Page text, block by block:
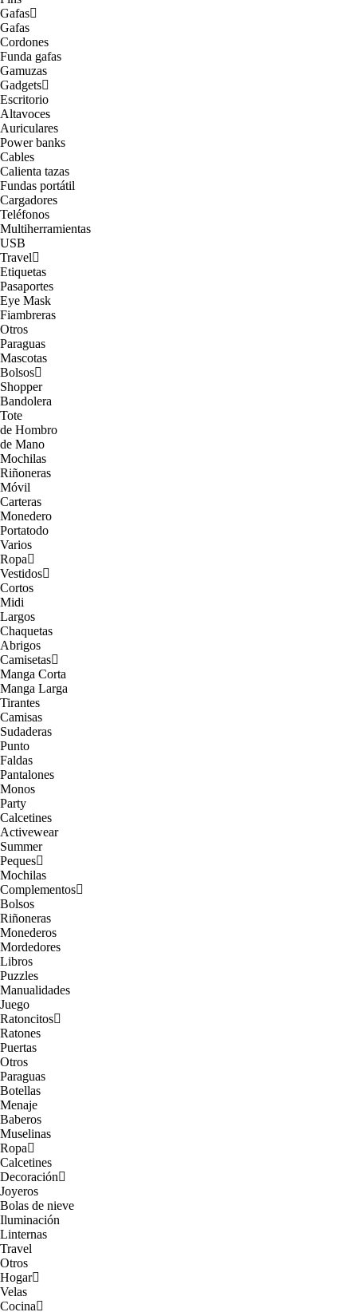
Gafas
Gafas
Cordones
Funda gafas
Gamuzas
Gadgets
Escritorio
Altavoces
Auriculares
Power banks
Cables
Calienta tazas
Fundas portátil
Cargadores
Teléfonos
Multiherramientas
USB
Travel
Etiquetas
Pasaportes
Eye Mask
Fiambreras
Otros
Paraguas
Mascotas
Bolsos
Shopper
Bandolera
Tote
de Hombro
de Mano
Mochilas
Riñoneras
Móvil
Carteras
Monedero
Portatodo
Varios
Ropa
Vestidos
Cortos
Midi
Largos
Chaquetas
Abrigos
Camisetas
Manga Corta
Manga Larga
Tirantes
Camisas
Sudaderas
Punto
Faldas
Pantalones
Monos
Party
Calcetines
Activewear
Summer
Peques
Mochilas
Complementos
Bolsos
Riñoneras
Monederos
Mordedores
Libros
Puzzles
Manualidades
Juego
Ratoncitos
Ratones
Puertas
Otros
Paraguas
Botellas
Menaje
Baberos
Muselinas
Ropa
Calcetines
Decoración
Joyeros
Bolas de nieve
Iluminación
Linternas
Travel
Otros
Hogar
Velas
Cocina